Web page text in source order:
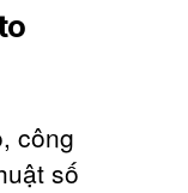
công
số